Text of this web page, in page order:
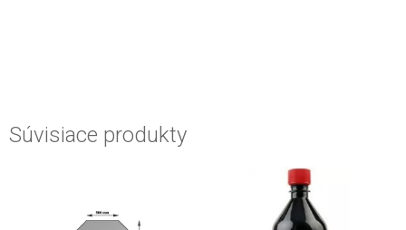
Súvisiace produkty